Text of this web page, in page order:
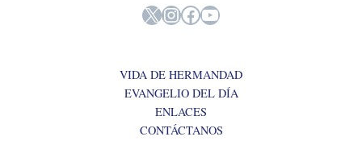
ENTRADAS
X Instagram
Facebook
YouTube
VIDA DE HERMANDAD
EVANGELIO DEL DÍA
ENLACES
CONTÁCTANOS